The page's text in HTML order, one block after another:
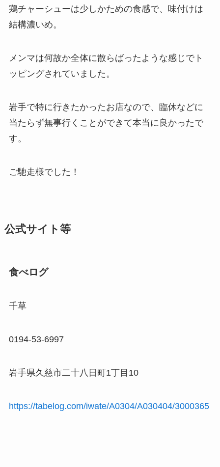
鶏チャーシューは少しかための食感で、味付けは
結構濃いめ。
メンマは何故か全体に散らばったような感じでト
ッピングされていました。
岩手で特に行きたかったお店なので、臨休などに
当たらず無事行くことができて本当に良かったで
す。
ご馳走様でした！
公式サイト等
食べログ
千草
0194-53-6997
岩手県久慈市二十八日町1丁目10
https://tabelog.com/iwate/A0304/A030404/3000365